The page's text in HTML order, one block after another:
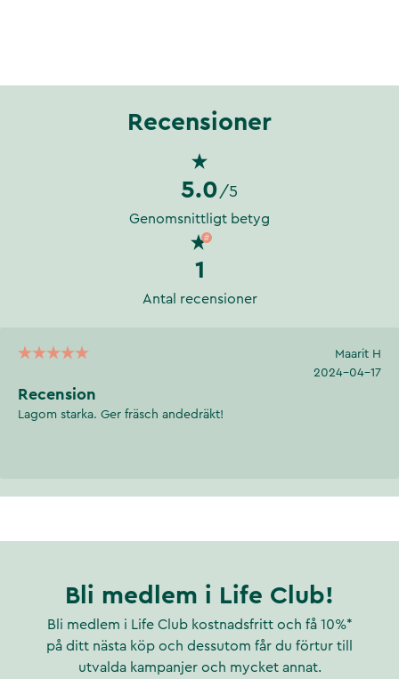
Recensioner
5.0 /5
Genomsnittligt betyg
1
Antal recensioner
Maarit H
2024-04-17
Recension
Lagom starka. Ger fräsch andedräkt!
Bli medlem i Life Club!
Bli medlem i Life Club kostnadsfritt och få 10%*
på ditt nästa köp och dessutom får du förtur till
utvalda kampanjer och mycket annat.